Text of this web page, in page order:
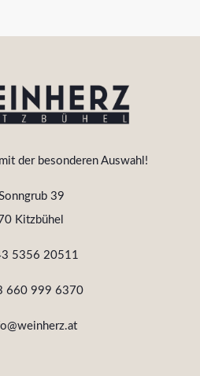
der besonderen Auswahl!
39
Kitzbühel
5356 20511
660 999 6370